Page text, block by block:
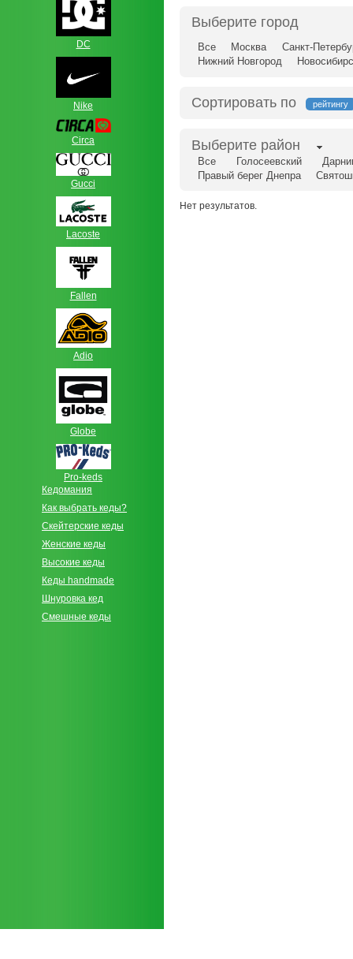
DC
Nike
Circa
Gucci
Lacoste
Fallen
Adio
Globe
Pro-keds
Кедомания
Как выбрать кеды?
Скейтерские кеды
Женские кеды
Высокие кеды
Кеды handmade
Шнуровка кед
Смешные кеды
Выберите город
Все Москва
Санкт-
Нижний Новгород
Сортировать по рейтингу
Выберите район
Все Голосеевский
Правый берег Днепра
Нет результатов.